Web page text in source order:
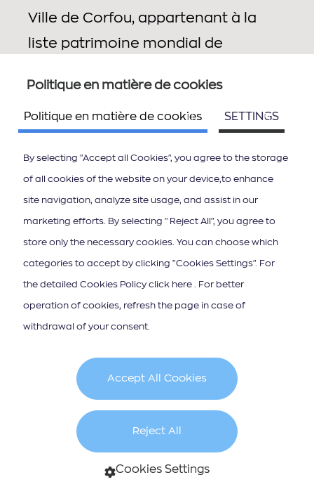
Ville de Corfou, appartenant à la
liste patrimoine mondial de
héritage "vivant" de l'histoire et de
l'architecture de l'île. Un labyrinthe
bâtiments vénitiens et d'églises
historiques. Son exploration s'avère
être un vrai régal.
Corfou est également connue pour
ses magnifiques plages. Le littoral
lesquels on trouve de nombreuses
plages et criques. Quelques plages
très populaires de l'île sont Glyfada,
Agios Gordios, Sidari et
Paleokastritsa - elles combinent
Politique en matière de cookies
Politique en matière de cookies SETTINGS
By selecting "Accept all Cookies", you agree to the storage
of all cookies of the website on your device,to enhance
site navigation, analyze site usage, and assist in our
marketing efforts. By selecting "Reject All", you agree to
store only the necessary cookies. You can choose which
categories to accept by clicking "Cookies Settings". For
the detailed Cookies Policy click here . For better
operation of cookies, refresh the page in case of
withdrawal of your consent.
Accept All Cookies
Reject All
Cookies Settings